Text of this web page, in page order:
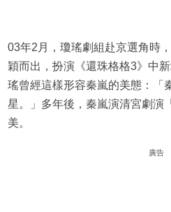
03年2月，瓊瑤劇組赴京選角時
穎而出，扮演《還珠格格3》中
瑤曾經這樣形容秦嵐的美態：「
星。」多年後，秦嵐演清宮劇演
美。
廣告